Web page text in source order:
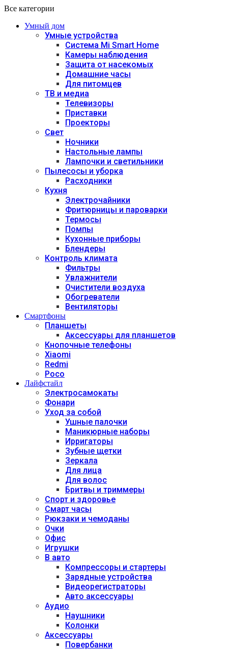
Все категории
Умный дом
Умные устройства
Система Mi Smart Home
Камеры наблюдения
Защита от насекомых
Домашние часы
Для питомцев
ТВ и медиа
Телевизоры
Приставки
Проекторы
Свет
Ночники
Настольные лампы
Лампочки и светильники
Пылесосы и уборка
Расходники
Кухня
Электрочайники
Фритюрницы и пароварки
Термосы
Помпы
Кухонные приборы
Блендеры
Контроль климата
Фильтры
Увлажнители
Очистители воздуха
Обогреватели
Вентиляторы
Смартфоны
Планшеты
Аксессуары для планшетов
Кнопочные телефоны
Xiaomi
Redmi
Poco
Лайфстайл
Электросамокаты
Фонари
Уход за собой
Ушные палочки
Маникюрные наборы
Ирригаторы
Зубные щетки
Зеркала
Для лица
Для волос
Бритвы и триммеры
Спорт и здоровье
Смарт часы
Рюкзаки и чемоданы
Очки
Офис
Игрушки
В авто
Компрессоры и стартеры
Зарядные устройства
Видеорегистраторы
Авто аксессуары
Аудио
Наушники
Колонки
Аксессуары
Повербанки